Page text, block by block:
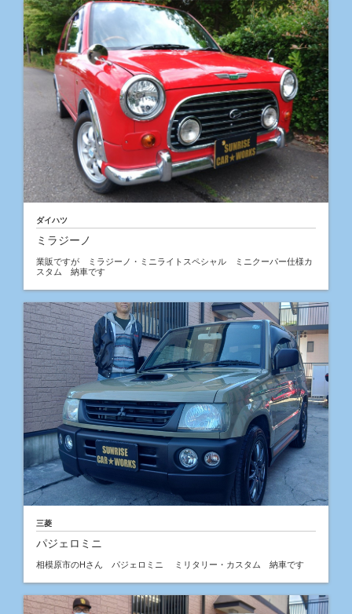
ダイハツ
ミラジーノ
業販ですが ミラジーノ・ミニライトスペシャル ミニクーパー仕様カ
スタム 納車です
三菱
パジェロミニ
相模原市のHさん パジェロミニ ミリタリー・カスタム 納車です